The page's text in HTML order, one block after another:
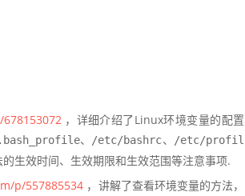
，详细介绍了Linux环境变量的配置
、 /etc/bashrc、
/etc/profil
生效时间、生效期限和生效范围等注意事项.
p/557885534 ，讲解了查看环境变量的方法，